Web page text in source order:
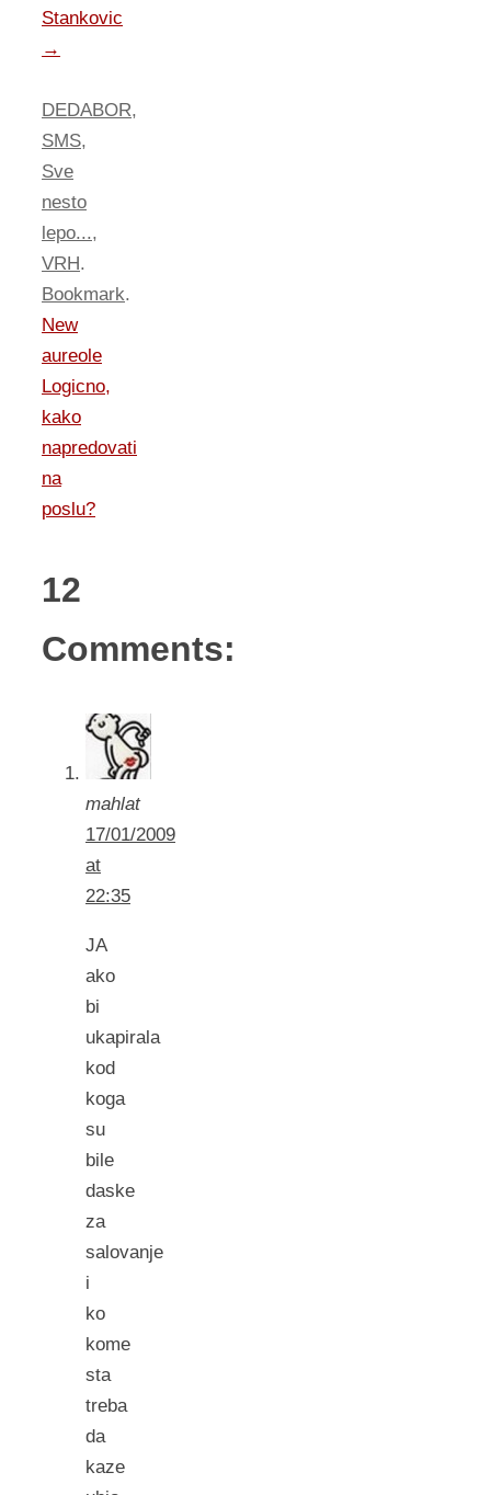
Stankovic
→
DEDABOR,
SMS,
Sve
nesto
lepo...,
VRH.
Bookmark.
New
aureole
Logicno,
kako
napredovati
na
poslu?
12
Comments:
mahlat
17/01/2009
at
22:35
JA
ako
bi
ukapirala
kod
koga
su
bile
daske
za
salovanje
i
ko
kome
sta
treba
da
kaze